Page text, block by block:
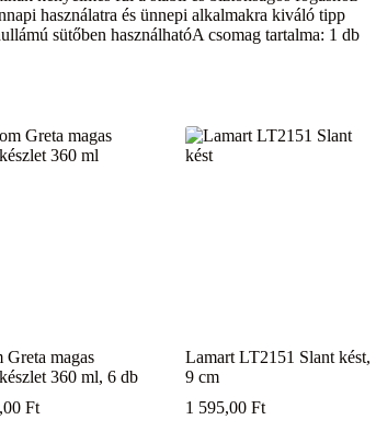
használatra és ünnepi alkalmakra kiváló tipp
sütőben használhatóA csomag tartalma: 1 db
Greta magas
360 ml, 6 db
Ft
Lamart LT2151 Slant kést,
9 cm
1 595,00Ft